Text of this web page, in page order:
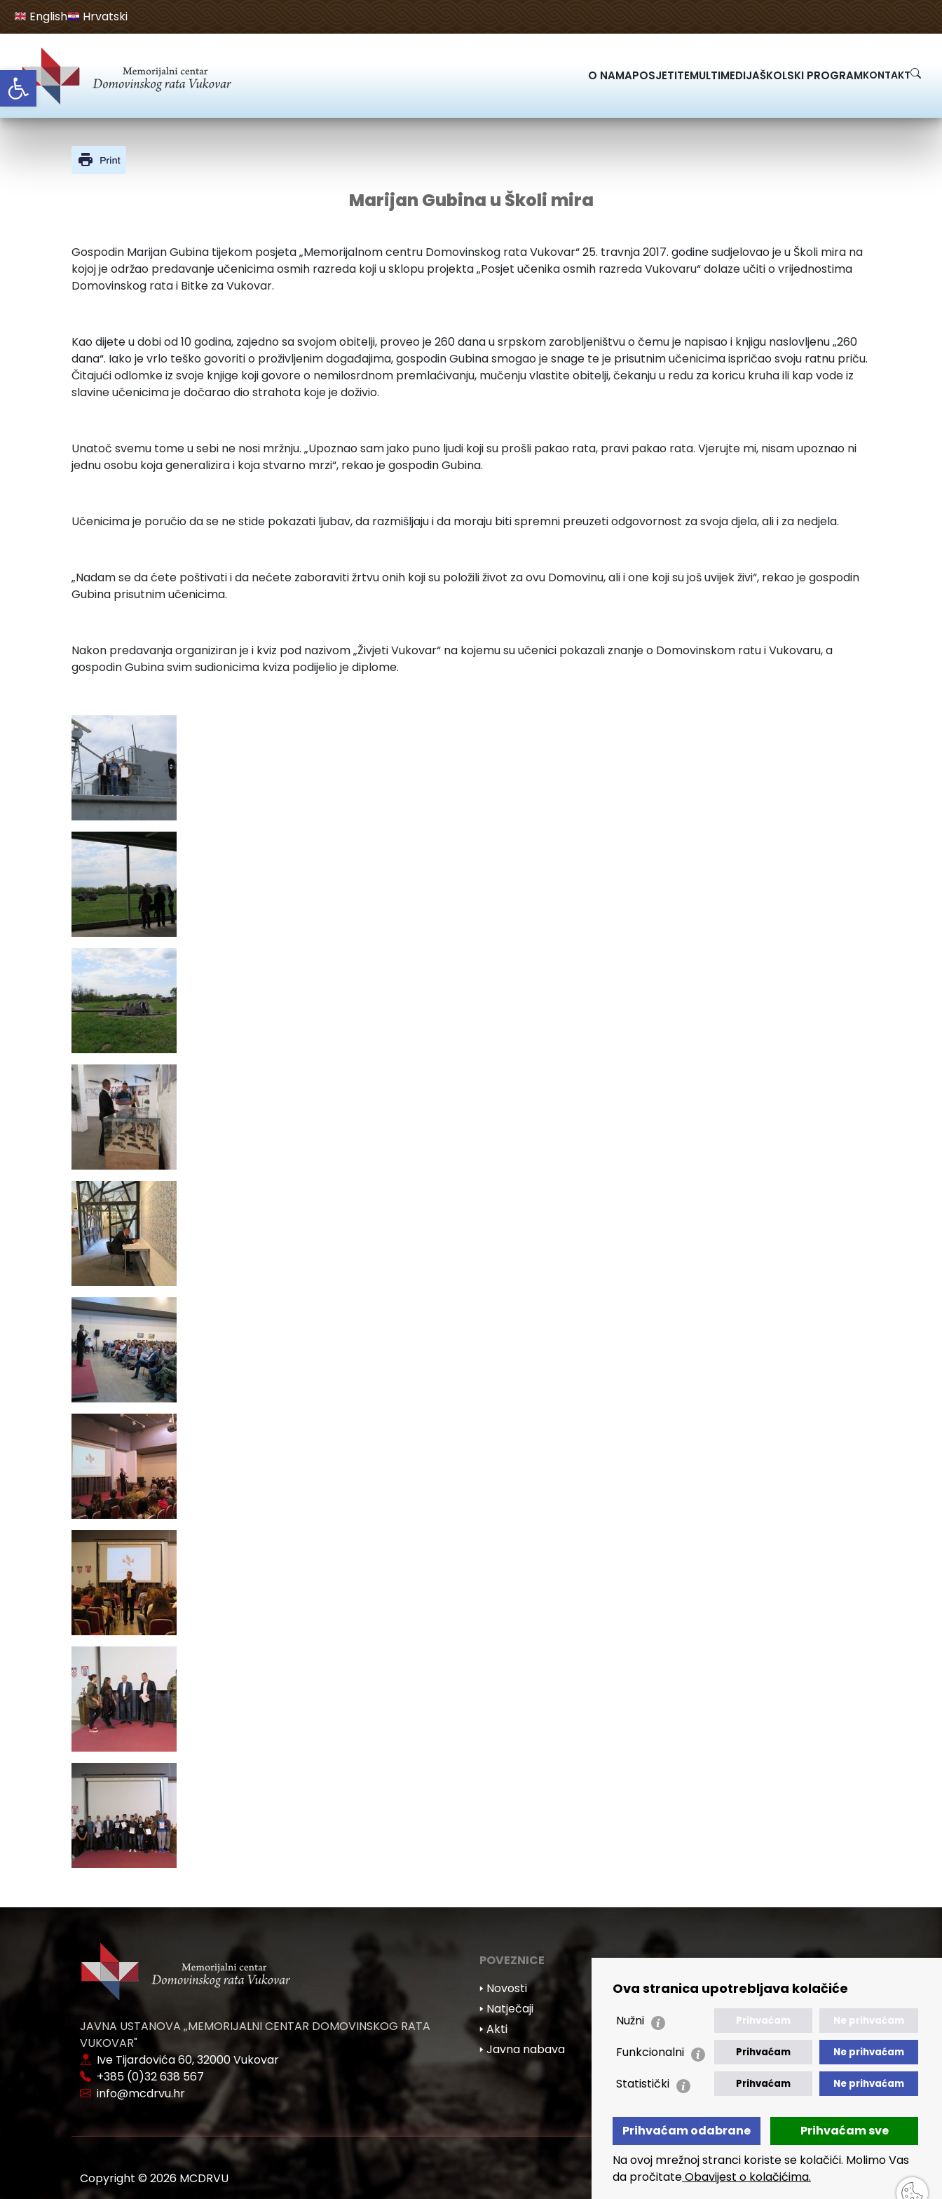
Open toolbar
Ova stranica upotrebljava kolačiće
Nužni Prihvaćam Ne prihvaćam
Funkcionalni Prihvaćam Ne prihvaćam
Statistički Prihvaćam Ne prihvaćam
Prihvaćam odabrane
Prihvaćam sve
Na ovoj mrežnoj stranci koriste se kolačići. Molimo Vas
da pročitateObavijest o kolačićima.
English Hrvatski
O NAMAPOSJETITEMULTIMEDIJAŠKOLSKI PROGRAMKONTAKT
Marijan Gubina u Školi mira
Gospodin Marijan Gubina tijekom posjeta „Memorijalnom centru Domovinskog rata Vukovar“ 25. travnja 2017. godine sudjelovao je u Školi mira na
kojoj je održao predavanje učenicima osmih razreda koji u sklopu projekta „Posjet učenika osmih razreda Vukovaru“ dolaze učiti o vrijednostima
Domovinskog rata i Bitke za Vukovar.
Kao dijete u dobi od 10 godina, zajedno sa svojom obitelji, proveo je 260 dana u srpskom zarobljeništvu o čemu je napisao i knjigu naslovljenu „260
dana“. Iako je vrlo teško govoriti o proživljenim događajima, gospodin Gubina smogao je snage te je prisutnim učenicima ispričao svoju ratnu priču.
Čitajući odlomke iz svoje knjige koji govore o nemilosrdnom premlaćivanju, mučenju vlastite obitelji, čekanju u redu za koricu kruha ili kap vode iz
slavine učenicima je dočarao dio strahota koje je doživio.
Unatoč svemu tome u sebi ne nosi mržnju. „Upoznao sam jako puno ljudi koji su prošli pakao rata, pravi pakao rata. Vjerujte mi, nisam upoznao ni
jednu osobu koja generalizira i koja stvarno mrzi“, rekao je gospodin Gubina.
Učenicima je poručio da se ne stide pokazati ljubav, da razmišljaju i da moraju biti spremni preuzeti odgovornost za svoja djela, ali i za nedjela.
„Nadam se da ćete poštivati i da nećete zaboraviti žrtvu onih koji su položili život za ovu Domovinu, ali i one koji su još uvijek živi“, rekao je gospodin
Gubina prisutnim učenicima.
Nakon predavanja organiziran je i kviz pod nazivom „Živjeti Vukovar“ na kojemu su učenici pokazali znanje o Domovinskom ratu i Vukovaru, a
gospodin Gubina svim sudionicima kviza podijelio je diplome.
JAVNA USTANOVA „MEMORIJALNI CENTAR DOMOVINSKOG RATA
VUKOVAR"
Ive Tijardovića 60, 32000 Vukovar
+385 (0)32 638 567
info@mcdrvu.hr
POVEZNICE
🢒 Novosti
🢒 Natječaji
🢒 Akti
🢒 Javna nabava
🢒 Izvještaji
🢒 Izjava o pristupačnosti
Copyright © 2026 MCDRVU